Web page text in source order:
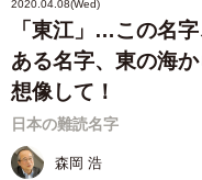
2020.04.08(Wed)
「東江」…この名
ある名字、東の海
想像して！
日本の難読名字
森岡 浩